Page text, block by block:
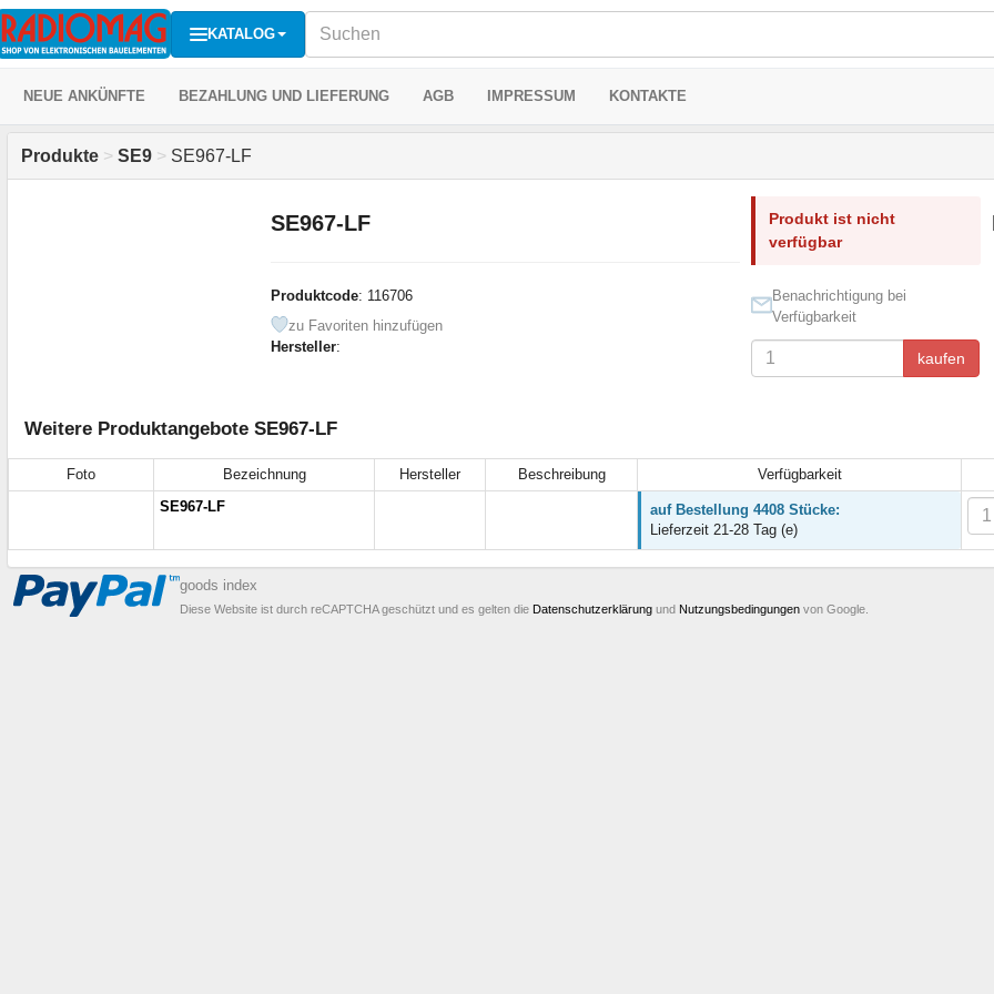
KATALOG
NEUE ANKÜNFTE BEZAHLUNG UND LIEFERUNG AGB IMPRESSUM KONTAKTE
Produkte > SE9 > SE967-LF
SE967-LF
Produktcode: 116706
zu Favoriten hinzufügen
Hersteller:
Produkt ist nicht
verfügbar
Benachrichtigung bei
Verfügbarkeit
kaufen
Weitere Produktangebote SE967-LF
Foto Bezeichnung Hersteller Beschreibung Verfügbarkeit
SE967-LF
auf Bestellung 4408 Stücke:
Lieferzeit 21-28 Tag (e)
goods index
Diese Website ist durch reCAPTCHA geschützt und es gelten die Datenschutzerklärung und Nutzungsbedingungen von Google.